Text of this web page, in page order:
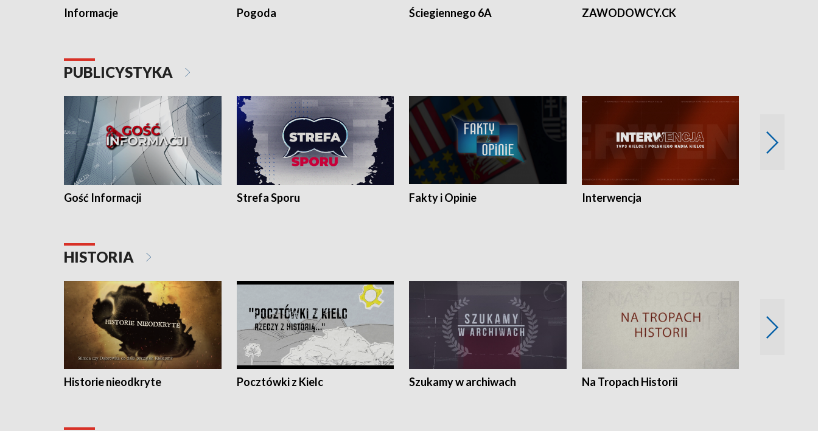
Informacje Pogoda Ściegiennego 6A ZAWODOWCY.CK
PUBLICYSTYKA
Gość Informacji Strefa Sporu Fakty i Opinie Interwencja
HISTORIA
Historie nieodkryte Pocztówki z Kielc Szukamy w archiwach Na Tropach Historii